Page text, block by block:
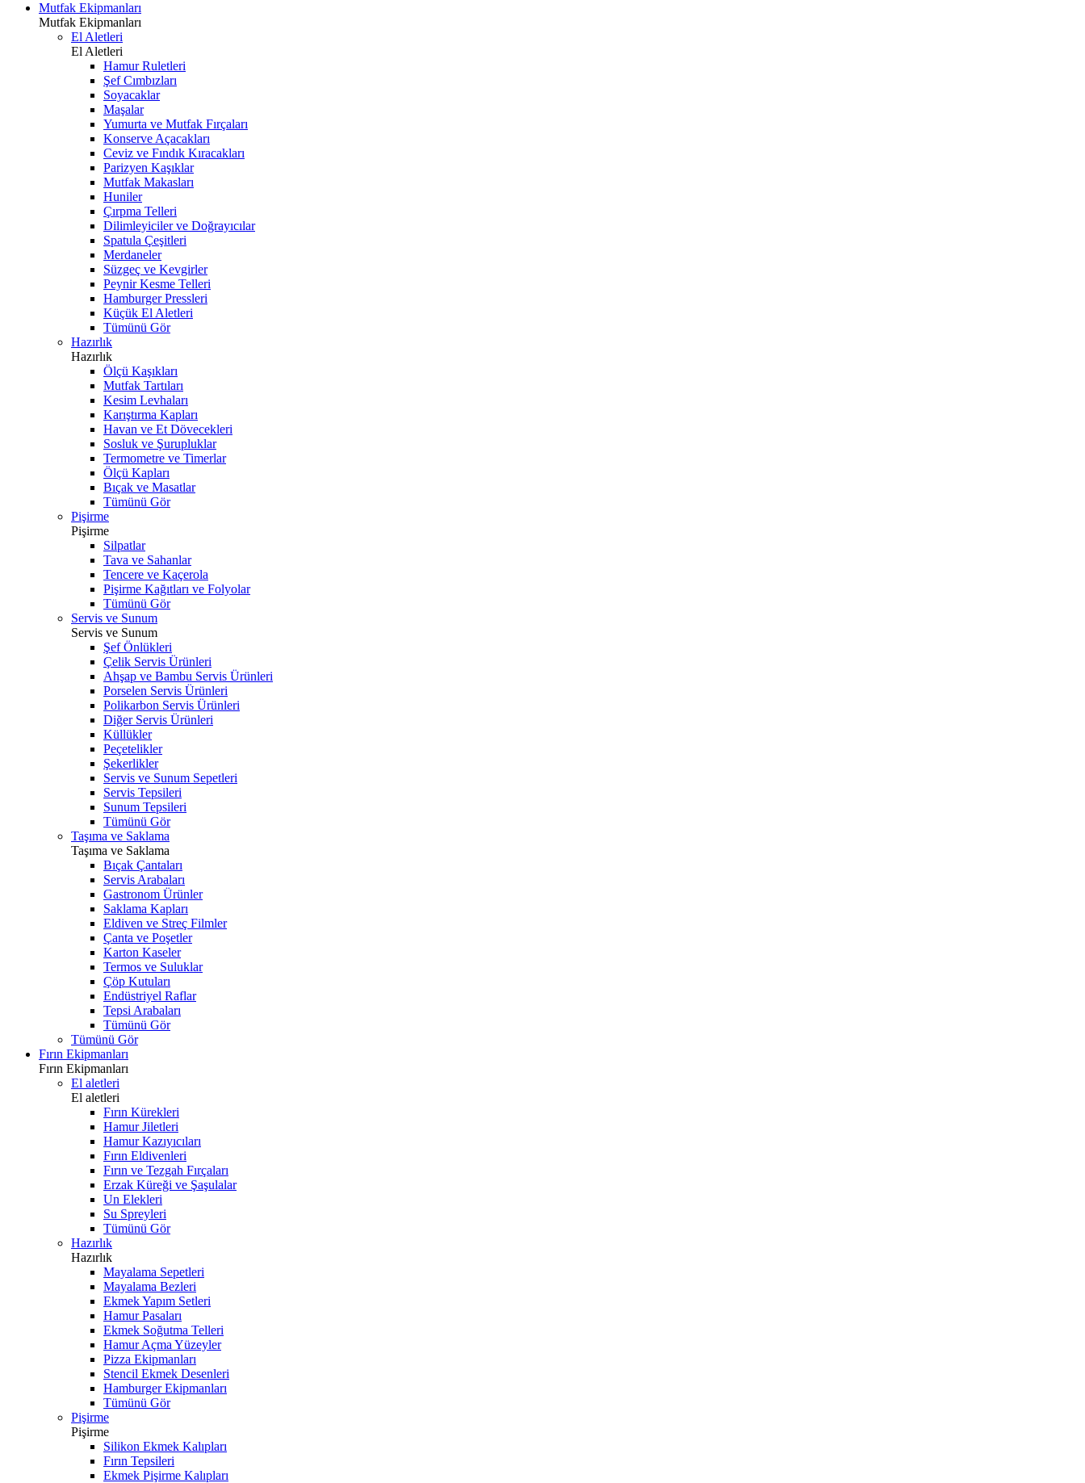
Mutfak Ekipmanları
Mutfak Ekipmanları
El Aletleri
El Aletleri
Hamur Ruletleri
Şef Cımbızları
Soyacaklar
Maşalar
Yumurta ve Mutfak Fırçaları
Konserve Açacakları
Ceviz ve Fındık Kıracakları
Parizyen Kaşıklar
Mutfak Makasları
Huniler
Çırpma Telleri
Dilimleyiciler ve Doğrayıcılar
Spatula Çeşitleri
Merdaneler
Süzgeç ve Kevgirler
Peynir Kesme Telleri
Hamburger Pressleri
Küçük El Aletleri
Tümünü Gör
Hazırlık
Hazırlık
Ölçü Kaşıkları
Mutfak Tartıları
Kesim Levhaları
Karıştırma Kapları
Havan ve Et Dövecekleri
Sosluk ve Şurupluklar
Termometre ve Timerlar
Ölçü Kapları
Bıçak ve Masatlar
Tümünü Gör
Pişirme
Pişirme
Silpatlar
Tava ve Sahanlar
Tencere ve Kaçerola
Pişirme Kağıtları ve Folyolar
Tümünü Gör
Servis ve Sunum
Servis ve Sunum
Şef Önlükleri
Çelik Servis Ürünleri
Ahşap ve Bambu Servis Ürünleri
Porselen Servis Ürünleri
Polikarbon Servis Ürünleri
Diğer Servis Ürünleri
Küllükler
Peçetelikler
Şekerlikler
Servis ve Sunum Sepetleri
Servis Tepsileri
Sunum Tepsileri
Tümünü Gör
Taşıma ve Saklama
Taşıma ve Saklama
Bıçak Çantaları
Servis Arabaları
Gastronom Ürünler
Saklama Kapları
Eldiven ve Streç Filmler
Çanta ve Poşetler
Karton Kaseler
Termos ve Suluklar
Çöp Kutuları
Endüstriyel Raflar
Tepsi Arabaları
Tümünü Gör
Tümünü Gör
Fırın Ekipmanları
Fırın Ekipmanları
El aletleri
El aletleri
Fırın Kürekleri
Hamur Jiletleri
Hamur Kazıyıcıları
Fırın Eldivenleri
Fırın ve Tezgah Fırçaları
Erzak Küreği ve Şaşulalar
Un Elekleri
Su Spreyleri
Tümünü Gör
Hazırlık
Hazırlık
Mayalama Sepetleri
Mayalama Bezleri
Ekmek Yapım Setleri
Hamur Pasaları
Ekmek Soğutma Telleri
Hamur Açma Yüzeyler
Pizza Ekipmanları
Stencil Ekmek Desenleri
Hamburger Ekipmanları
Tümünü Gör
Pişirme
Pişirme
Silikon Ekmek Kalıpları
Fırın Tepsileri
Ekmek Pişirme Kalıpları